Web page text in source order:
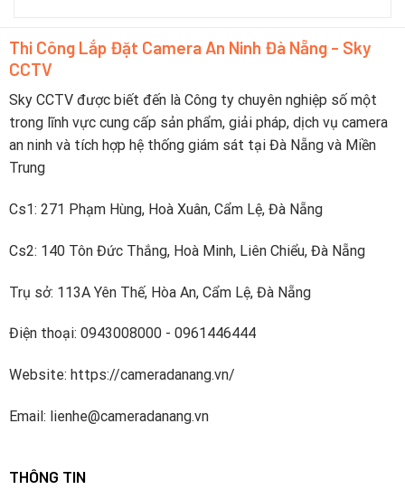
tiếp
thoại
pin
dưới
2
tiếng
Thi Công Lắp Đặt Camera An Ninh Đà Nẵng - Sky
CCTV
Sky CCTV được biết đến là Công ty chuyên nghiệp số một
trong lĩnh vực cung cấp sản phẩm, giải pháp, dịch vụ camera
an ninh và tích hợp hệ thống giám sát tại Đà Nẵng và Miền
Trung
Cs1: 271 Phạm Hùng, Hoà Xuân, Cẩm Lệ, Đà Nẵng
Cs2: 140 Tôn Đức Thắng, Hoà Minh, Liên Chiểu, Đà Nẵng
Trụ sở: 113A Yên Thế, Hòa An, Cẩm Lệ, Đà Nẵng
Điện thoại: 0943008000 - 0961446444
Website: https://cameradanang.vn/
Email: lienhe@cameradanang.vn
THÔNG TIN